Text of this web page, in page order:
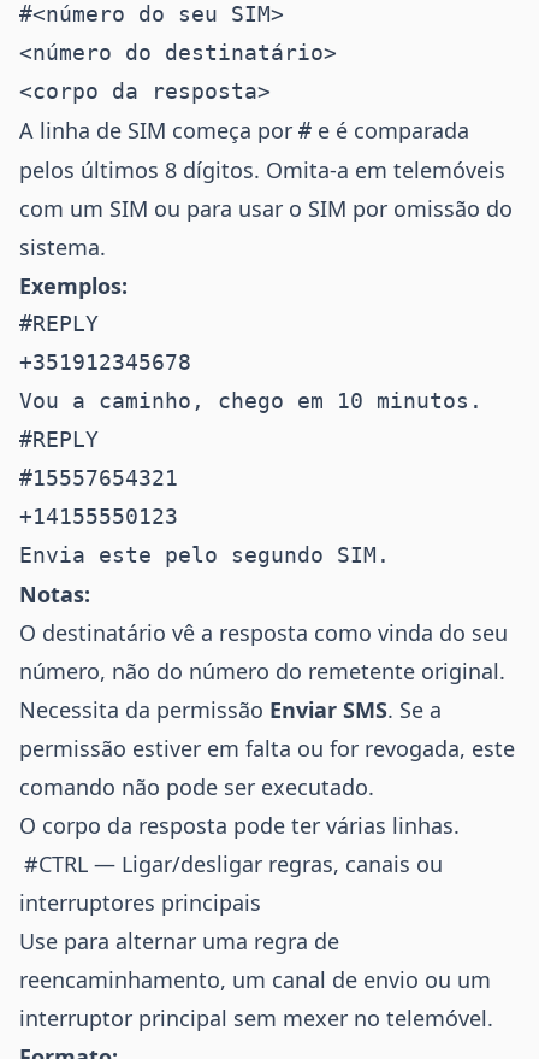
#<número do seu SIM>
<número do destinatário>
A linha de SIM começa por # e é comparada
pelos últimos 8 dígitos. Omita-a em telemóveis
com um SIM ou para usar o SIM por omissão do
sistema.
Exemplos:
#REPLY
+351912345678
#REPLY
#15557654321
+14155550123
Notas:
O destinatário vê a resposta como vinda do seu
número, não do número do remetente original.
Necessita da permissão Enviar SMS. Se a
permissão estiver em falta ou for revogada, este
comando não pode ser executado.
O corpo da resposta pode ter várias linhas.
#CTRL — Ligar/desligar regras, canais ou
interruptores principais
Use para alternar uma regra de
reencaminhamento, um canal de envio ou um
interruptor principal sem mexer no telemóvel.